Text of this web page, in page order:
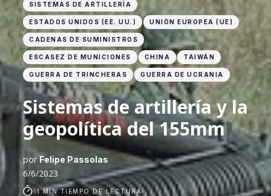
SISTEMAS DE ARTILLERÍA
ESTADOS UNIDOS (EE. UU.) UNIÓN EUROPEA (UE)
CADENAS DE SUMINISTROS
ESCASEZ DE MUNICIONES CHINA TAIWÁN
GUERRA DE TRINCHERAS GUERRA DE UCRANIA
Sistemas de artillería y la
geopolítica del 155mm
porFelipe Passolas
6/6/2023
1 MIN TIEMPO DE LECTURA